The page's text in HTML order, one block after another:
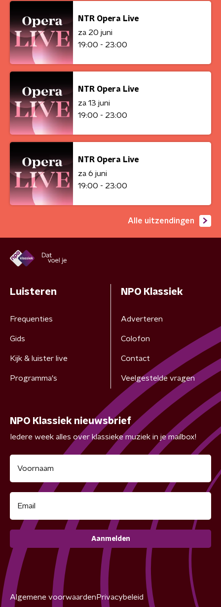
NTR Opera Live
za 20 juni
19:00 - 23:00
NTR Opera Live
za 13 juni
19:00 - 23:00
NTR Opera Live
za 6 juni
19:00 - 23:00
Alle uitzendingen
Luisteren
Frequenties
Gids
Kijk & luister live
Programma's
NPO Klassiek
Adverteren
Colofon
Contact
Veelgestelde vragen
NPO Klassiek nieuwsbrief
Iedere week alles over klassieke muziek in je mailbox!
Aanmelden
Algemene voorwaarden Privacybeleid